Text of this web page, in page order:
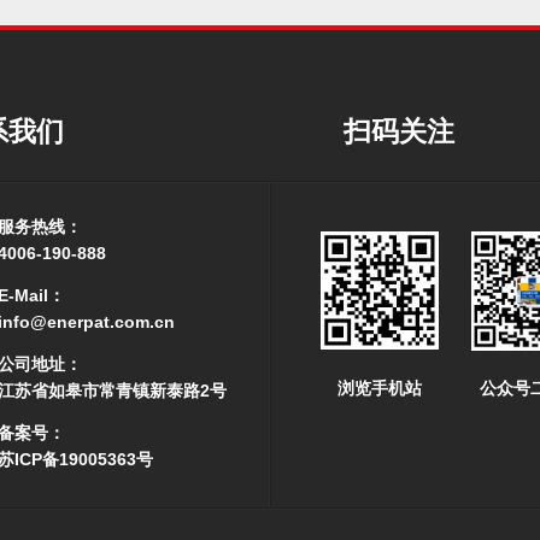
我们
务热线：
190-888
Mail：
司地址：
苏省如皋市常青镇新泰路2号
案号：
ICP备19005363号
扫码关注
浏览手机站 公众号